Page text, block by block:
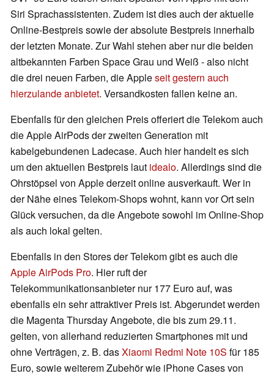
Siri Sprachassistenten. Zudem ist dies auch der aktuelle
Online-Bestpreis sowie der absolute Bestpreis innerhalb
der letzten Monate. Zur Wahl stehen aber nur die beiden
altbekannten Farben Space Grau und Weiß - also nicht
die drei neuen Farben, die Appleseit gestern auch
hierzulande anbietet. Versandkosten fallen keine an.
Ebenfalls für den gleichen Preis offeriert die Telekom auch
die Apple AirPods der zweiten Generation mit
kabelgebundenen Ladecase. Auch hier handelt es sich
um den aktuellen Bestpreis laut idealo. Allerdings sind die
Ohrstöpsel von Apple derzeit online ausverkauft. Wer in
der Nähe eines Telekom-Shops wohnt, kann vor Ort sein
Glück versuchen, da die Angebote sowohl im Online-Shop
als auch lokal gelten.
Ebenfalls in den Stores der Telekom gibt es auch die
Apple AirPods Pro. Hier ruft der
Telekommunikationsanbieter nur 177 Euro auf, was
ebenfalls ein sehr attraktiver Preis ist. Abgerundet werden
die Magenta Thursday Angebote, die bis zum 29.11.
gelten, von allerhand reduzierten Smartphones mit und
ohne Verträgen, z. B. dasXiaomi Redmi Note 10S für 185
Euro, sowie weiterem Zubehör wie iPhone Cases von